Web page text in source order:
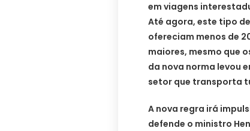
em viagens
Até agora, este tipo
ofereciam menos de
maiores, mesmo que
da nova norma levou
setor que transporta
A nova regra irá
defende o ministro